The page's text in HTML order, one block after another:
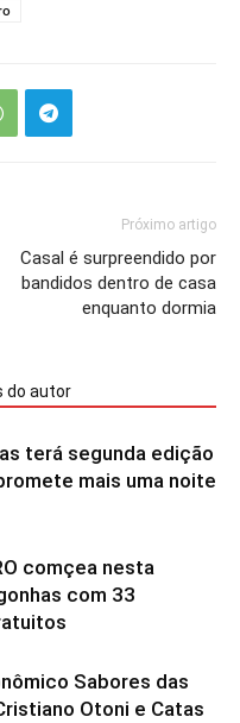
Próximo artigo
Casal é surpreendido por
bandidos dentro de casa
enquanto dormia
do autor
terá segunda edição
mais uma noite
comçea nesta
com 33
Sabores das
Otoni e Catas